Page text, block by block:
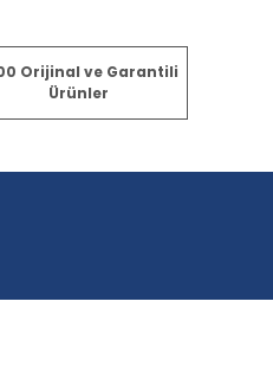
Orijinal ve Garantili
Ürünler